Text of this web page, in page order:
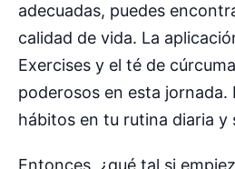
adecuadas, puedes
calidad de vida. La
Exercises y el té de
poderosos en esta
hábitos en tu rutina diaria y
Entonces, ¿qué tal si